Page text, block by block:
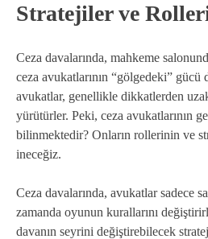
Stratejiler ve
Ceza davalarında, mahkeme
ceza avukatlarının “gölgedeki” gücü
avukatlar, genellikle dikkatlerden
yürütürler. Peki, ceza avukatlarının
bilinmektedir? Onların rollerinin ve
ineceğiz.
Ceza davalarında, avukatlar sadece
zamanda oyunun kurallarını
davanın seyrini değiştirebilecek